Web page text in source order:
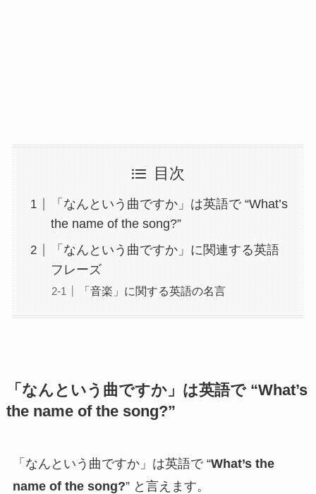
目次
「なんという曲ですか」は英語で “What’s
the name of the song?”
「なんという曲ですか」に関連する英語
フレーズ
「音楽」に関する英語の名言
「なんという曲ですか」は英語で “What’s
the name of the song?”
「なんという曲ですか」は英語で “What’s the
name of the song?” と言えます。